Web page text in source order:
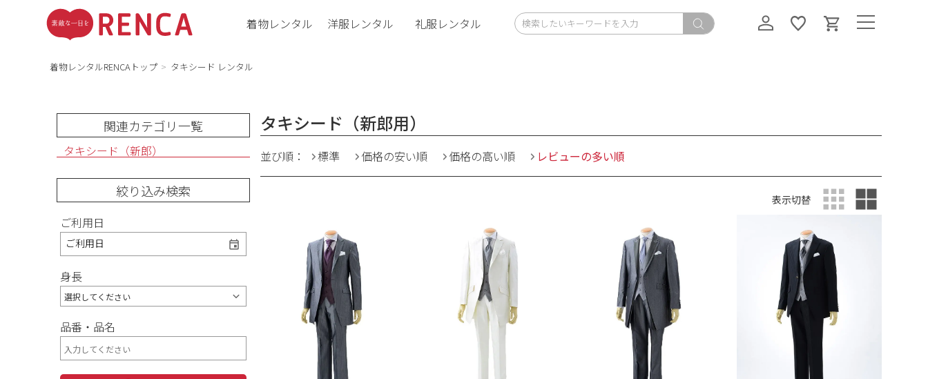
着物レンタル 洋服レンタル 礼服レンタル
着物レンタルRENCAトップ タキシード レンタル
関連カテゴリ一覧
タキシード（新郎）
絞り込み検索
ご利用日
ご利用日
身長
品番・品名
タキシード（新郎用）
並び順： 標準 価格の安い順 価格の高い順 レビューの多い順
表示切替